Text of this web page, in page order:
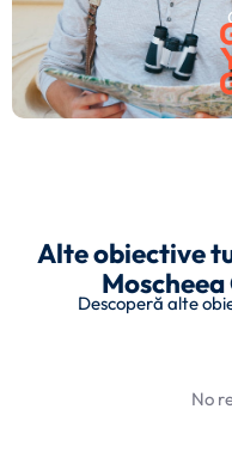
Alte obiective
Descoperă alte
No